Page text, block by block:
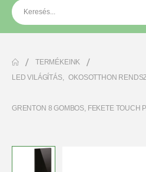
TERMÉKEINK
LED VILÁGÍTÁS, OKOSOTTHON
GRENTON 8 GOMBOS, FEKETE TOUCH